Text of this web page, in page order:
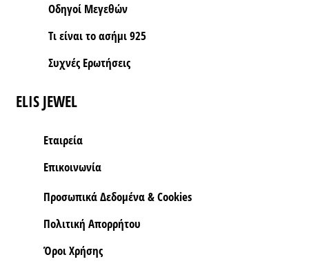
Οδηγοί Μεγεθών
Τι είναι το ασήμι 925
Συχνές Ερωτήσεις
ELIS JEWEL
Εταιρεία
Επικοινωνία
Προσωπικά Δεδομένα & Cookies
Πολιτική Απορρήτου
Όροι Xρήσης